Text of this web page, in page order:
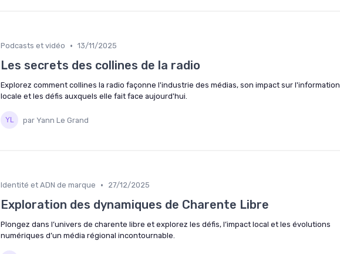
Podcasts et vidéo • 13/11/2025
Les secrets des collines de la radio
Explorez comment collines la radio façonne l'industrie des médias, son impact sur l'information
locale et les défis auxquels elle fait face aujourd'hui.
par Yann Le Grand
Identité et ADN de marque • 27/12/2025
Exploration des dynamiques de Charente Libre
Plongez dans l’univers de charente libre et explorez les défis, l’impact local et les évolutions
numériques d’un média régional incontournable.